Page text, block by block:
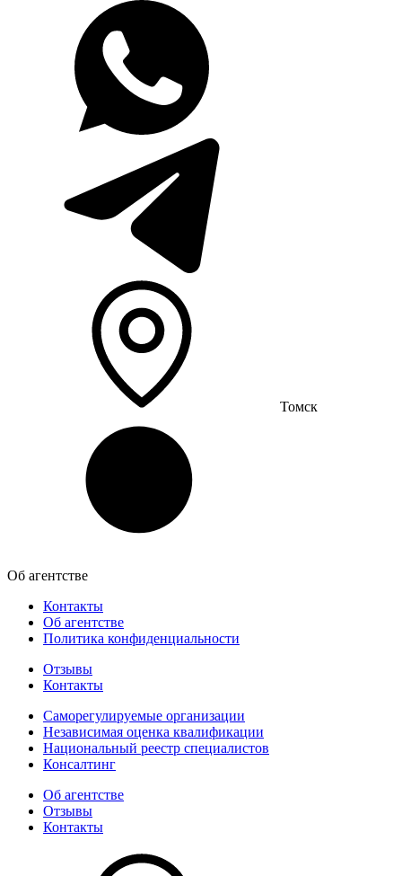
Томск
Об агентстве
Контакты
Об агентстве
Политика конфиденциальности
Отзывы
Контакты
Саморегулируемые организации
Независимая оценка квалификации
Национальный реестр специалистов
Консалтинг
Об агентстве
Отзывы
Контакты